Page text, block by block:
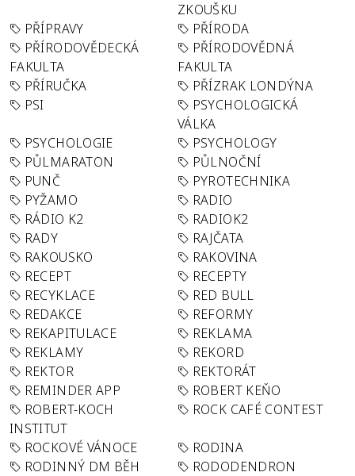
ZKOUŠKU
PŘÍPRAVY
PŘÍRODA
PŘÍRODOVĚDECKÁ
FAKULTA
PŘÍRODOVĚDNÁ
FAKULTA
PŘÍRUČKA
PŘÍZRAK LONDÝNA
PSI
PSYCHOLOGICKÁ
VÁLKA
PSYCHOLOGIE
PSYCHOLOGY
PŮLMARATON
PŮLNOČNÍ
PUNČ
PYROTECHNIKA
PYŽAMO
RADIO
RÁDIO K2
RADIOK2
RADY
RAJČATA
RAKOUSKO
RAKOVINA
RECEPT
RECEPTY
RECYKLACE
RED BULL
REDAKCE
REFORMY
REKAPITULACE
REKLAMA
REKLAMY
REKORD
REKTOR
REKTORÁT
REMINDER APP
ROBERT KEŇO
ROBERT-KOCH
INSTITUT
ROCK CAFÉ CONTEST
ROCKOVÉ VÁNOCE
RODINA
RODINNÝ DM BĚH
RODODENDRON